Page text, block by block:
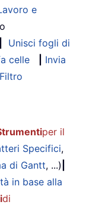
e
Unisci fogli di
celle
Invia
Filtro
per il
Specifici,
di Gantt, ...)
in base alla
di